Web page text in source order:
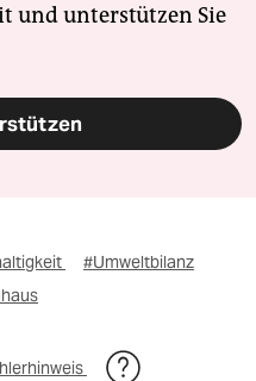
und unterstützen Sie
#Umweltbilanz